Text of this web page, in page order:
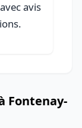
avis
Fontenay-